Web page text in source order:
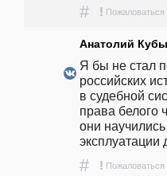
# ! Пожаловаться
Анатолий
Я бы не стал
российских
в судебной
права белого
они
эксплуатации
# ! Пожаловаться